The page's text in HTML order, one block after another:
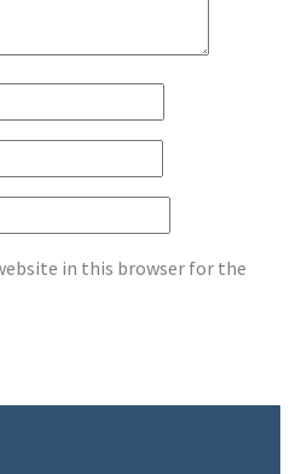
in this browser for the